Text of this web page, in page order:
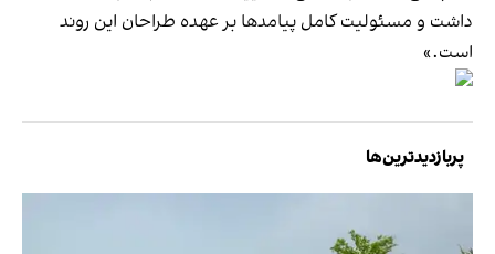
داشت و مسئولیت کامل پیامدها بر عهده طراحان این روند
است.»
پربازدیدترین‌ها